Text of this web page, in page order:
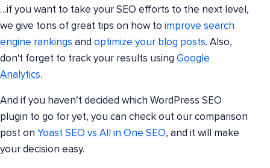
…if you want to take your SEO efforts to the next level,
we give tons of great tips on how to improve search
engine rankings and optimize your blog posts. Also,
don't forget to track your results using Google
Analytics.
And if you haven’t decided which WordPress SEO
plugin to go for yet, you can check out our comparison
post on Yoast SEO vs All in One SEO, and it will make
your decision easy.